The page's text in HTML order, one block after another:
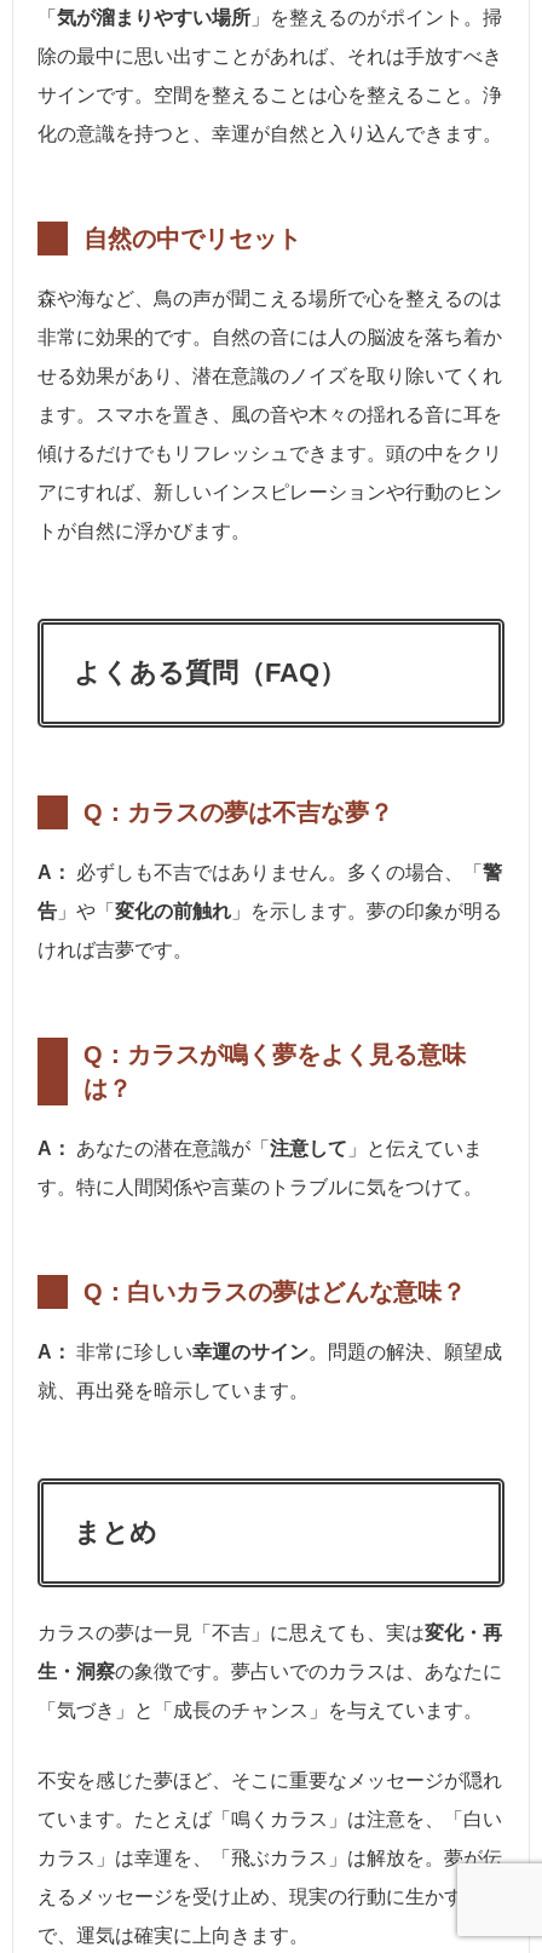
「 気が溜まりやすい場所 」を整えるのがポイント。掃
除の最中に思い出すことがあれば、それは手放すべき
サインです。空間を整えることは心を整えること。浄
化の意識を持つと、幸運が自然と入り込んできます。
自然の中でリセット
森や海など、鳥の声が聞こえる場所で心を整えるのは
非常に効果的です。自然の音には人の脳波を落ち着か
せる効果があり、潜在意識のノイズを取り除いてくれ
ます。スマホを置き、風の音や木々の揺れる音に耳を
傾けるだけでもリフレッシュできます。頭の中をクリ
アにすれば、新しいインスピレーションや行動のヒン
トが自然に浮かびます。
よくある質問（FAQ）
Q：カラスの夢は不吉な夢？
A： 必ずしも不吉ではありません。多くの場合、「 警
告 」や「 変化の前触れ 」を示します。夢の印象が明る
ければ吉夢です。
Q：カラスが鳴く夢をよく見る意味
は？
A： あなたの潜在意識が「 注意して 」と伝えていま
す。特に人間関係や言葉のトラブルに気をつけて。
Q：白いカラスの夢はどんな意味？
A： 非常に珍しい幸運のサイン。問題の解決、願望成
就、再出発を暗示しています。
まとめ
カラスの夢は一見「不吉」に思えても、実は変化・再
生・洞察の象徴です。夢占いでのカラスは、あなたに
「気づき」と「成長のチャンス」を与えています。
不安を感じた夢ほど、そこに重要なメッセージが隠れ
ています。たとえば「鳴くカラス」は注意を、「白い
カラス」は幸運を、「飛ぶカラス」は解放を。夢が伝
えるメッセージを受け止め、現実の行動に生かすこと
で、運気は確実に上向きます。